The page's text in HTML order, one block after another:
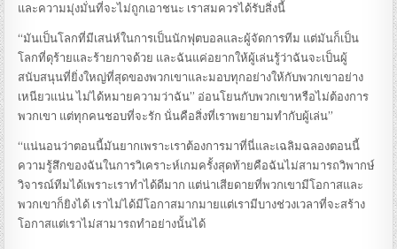
และความมุ่งมั่นที่จะไม่ถูกเอาชนะ เราสมควรได้รับสิ่งนี้
“มันเป็นโลกที่มีเสน่ห์ในการเป็นนักฟุตบอลและผู้จัดการทีม แต่มันก็เป็น
โลกที่ดุร้ายและร้ายกาจด้วย และฉันแค่อยากให้ผู้เล่นรู้ว่าฉันจะเป็นผู้
สนับสนุนที่ยิ่งใหญ่ที่สุดของพวกเขาและมอบทุกอย่างให้กับพวกเขาอย่าง
เหนียวแน่น ไม่ได้หมายความว่าฉัน” อ่อนโยนกับพวกเขาหรือไม่ต้องการ
พวกเขา แต่ทุกคนชอบที่จะรัก นั่นคือสิ่งที่เราพยายามทำกับผู้เล่น”
“แน่นอนว่าตอนนี้มันยากเพราะเราต้องการมาที่นี่และเฉลิมฉลองตอนนี้
ความรู้สึกของฉันในการวิเคราะห์เกมครั้งสุดท้ายคือฉันไม่สามารถวิพากษ์
วิจารณ์ทีมได้เพราะเราทำได้ดีมาก แต่น่าเสียดายที่พวกเขามีโอกาสและ
พวกเขาก็ยิงได้ เราไม่ได้มีโอกาสมากมายแต่เรามีบางช่วงเวลาที่จะสร้าง
โอกาสแต่เราไม่สามารถทำอย่างนั้นได้